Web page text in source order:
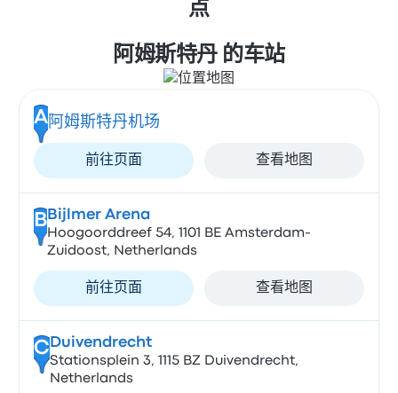
点
阿姆斯特丹 的车站
A阿姆斯特丹机场
前往页面 查看地图
B Bijlmer Arena
Hoogoorddreef 54, 1101 BE Amsterdam-
Zuidoost, Netherlands
前往页面 查看地图
CDuivendrecht
Stationsplein 3, 1115 BZ Duivendrecht,
Netherlands